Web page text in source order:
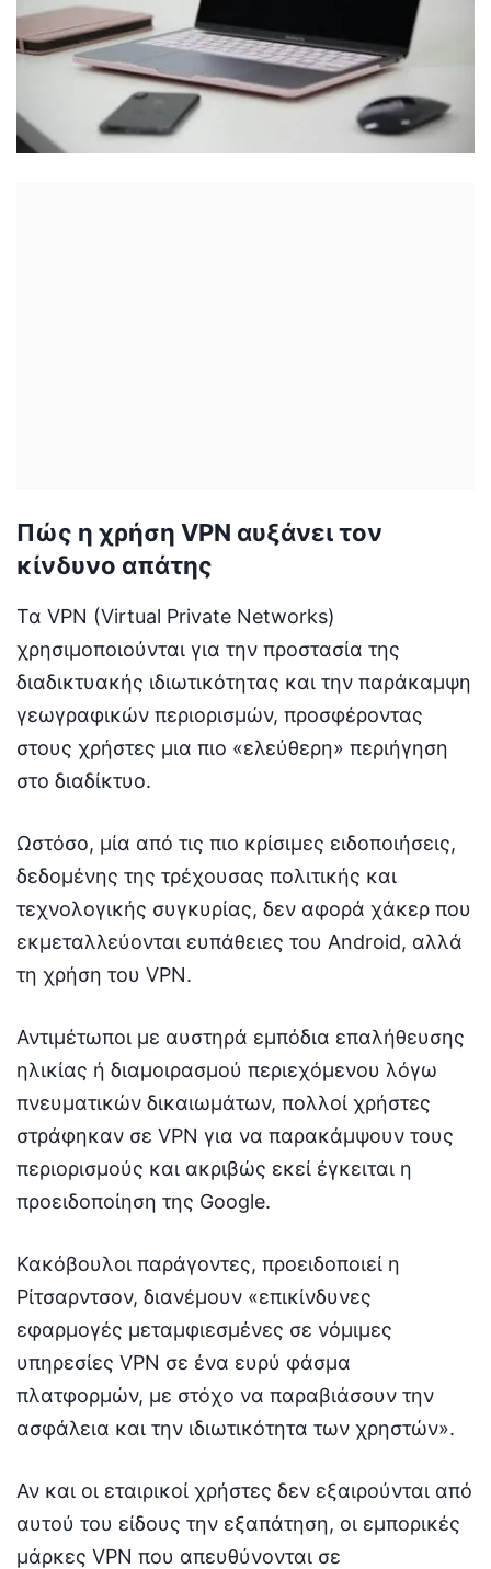
Πώς η χρήση VPN αυξάνει τον
κίνδυνο απάτης
Τα VPN (Virtual Private Networks)
χρησιμοποιούνται για την προστασία της
διαδικτυακής ιδιωτικότητας και την παράκαμψη
γεωγραφικών περιορισμών, προσφέροντας
στους χρήστες μια πιο «ελεύθερη» περιήγηση
στο διαδίκτυο.
Ωστόσο, μία από τις πιο κρίσιμες ειδοποιήσεις,
δεδομένης της τρέχουσας πολιτικής και
τεχνολογικής συγκυρίας, δεν αφορά χάκερ που
εκμεταλλεύονται ευπάθειες του Android, αλλά
τη χρήση του VPN.
Αντιμέτωποι με αυστηρά εμπόδια επαλήθευσης
ηλικίας ή διαμοιρασμού περιεχόμενου λόγω
πνευματικών δικαιωμάτων, πολλοί χρήστες
στράφηκαν σε VPN για να παρακάμψουν τους
περιορισμούς και ακριβώς εκεί έγκειται η
προειδοποίηση της Google.
Κακόβουλοι παράγοντες, προειδοποιεί η
Ρίτσαρντσον, διανέμουν «επικίνδυνες
εφαρμογές μεταμφιεσμένες σε νόμιμες
υπηρεσίες VPN σε ένα ευρύ φάσμα
πλατφορμών, με στόχο να παραβιάσουν την
ασφάλεια και την ιδιωτικότητα των χρηστών».
Αν και οι εταιρικοί χρήστες δεν εξαιρούνται από
αυτού του είδους την εξαπάτηση, οι εμπορικές
μάρκες VPN που απευθύνονται σε